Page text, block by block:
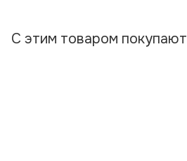
С этим товаром покупают